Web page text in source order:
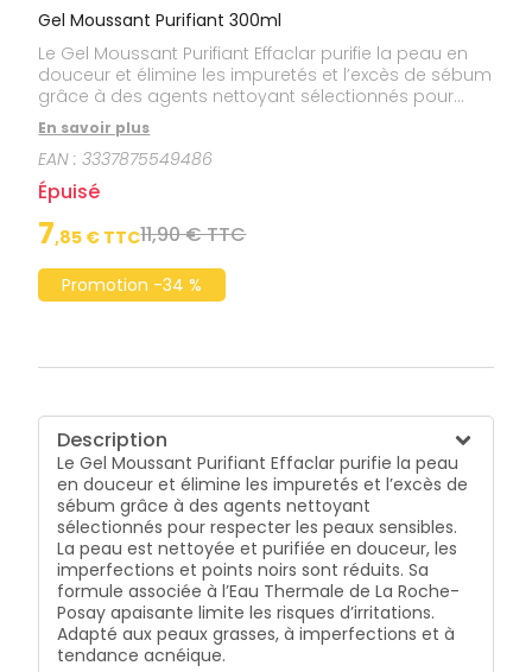
Gel Moussant Purifiant 300ml
Le Gel Moussant Purifiant Effaclar purifie la peau en
douceur et élimine les impuretés et l’excès de sébum
grâce à des agents nettoyant sélectionnés pour
respecter les peaux sensibles. La peau est nettoyée
et purifiée en douceur, les imperfections et points
noirs sont réduits. Sa formule associée à l’Eau
Thermale de La Roche-Posay apaisante limite les
risques d’irritations. Adapté aux peaux grasses, à
imperfections et à tendance acnéique.
En savoir plus
EAN :3337875549486
Épuisé
7,85 € TTC11,90 € TTC
Promotion -34 %
Description
Le Gel Moussant Purifiant Effaclar purifie la peau
en douceur et élimine les impuretés et l’excès de
sébum grâce à des agents nettoyant
sélectionnés pour respecter les peaux sensibles.
La peau est nettoyée et purifiée en douceur, les
imperfections et points noirs sont réduits. Sa
formule associée à l’Eau Thermale de La Roche-
Posay apaisante limite les risques d’irritations.
Adapté aux peaux grasses, à imperfections et à
tendance acnéique.